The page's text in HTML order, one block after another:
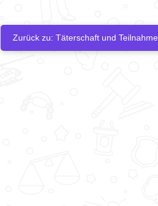
Zurück zu: Täterschaft und Teilnahme